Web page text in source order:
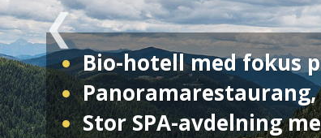
Bio-hotell med fokus
Stor SPA-avdelning